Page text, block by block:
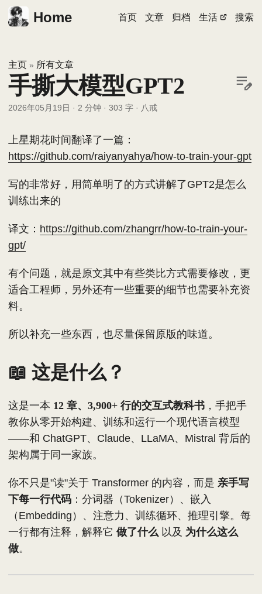
Home 首页 文章 归档 生活 搜索
主页 » 所有文章
手撕大模型GPT2
2026年05月19日 · 2 分钟 · 303 字 · 八戒
上星期花时间翻译了一篇：
https://github.com/raiyanyahya/how-to-train-your-gpt
写的非常好，用简单明了的方式讲解了GPT2是怎么
训练出来的
译文： https://github.com/zhangrr/how-to-train-your-
gpt/
有个问题，就是原文其中有些类比方式需要修改，更
适合工程师，另外还有一些重要的细节也需要补充资
料。
所以补充一些东西，也尽量保留原版的味道。
📖 这是什么？
这是一本 12 章、3,900+ 行的交互式教科书 ，手把手
教你从零开始构建、训练和运行一个现代语言模型
——和 ChatGPT、Claude、LLaMA、Mistral 背后的
架构属于同一家族。
你不只是"读"关于 Transformer 的内容，而是 亲手写
下每一行代码 ：分词器（Tokenizer）、嵌入
（Embedding）、注意力、训练循环、推理引擎。每
一行都有注释，解释它 做了什么 以及 为什么这么
做。